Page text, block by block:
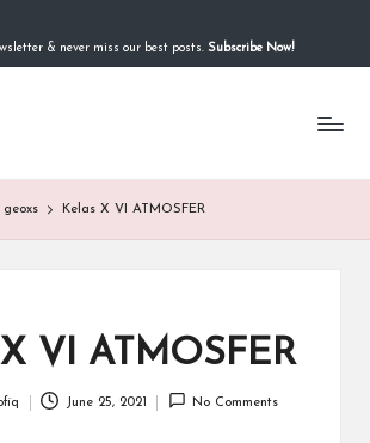
& never miss our best posts. Subscribe Now!
geoxs Kelas X VI ATMOSFER
VI ATMOSFER
June 25, 2021 No Comments